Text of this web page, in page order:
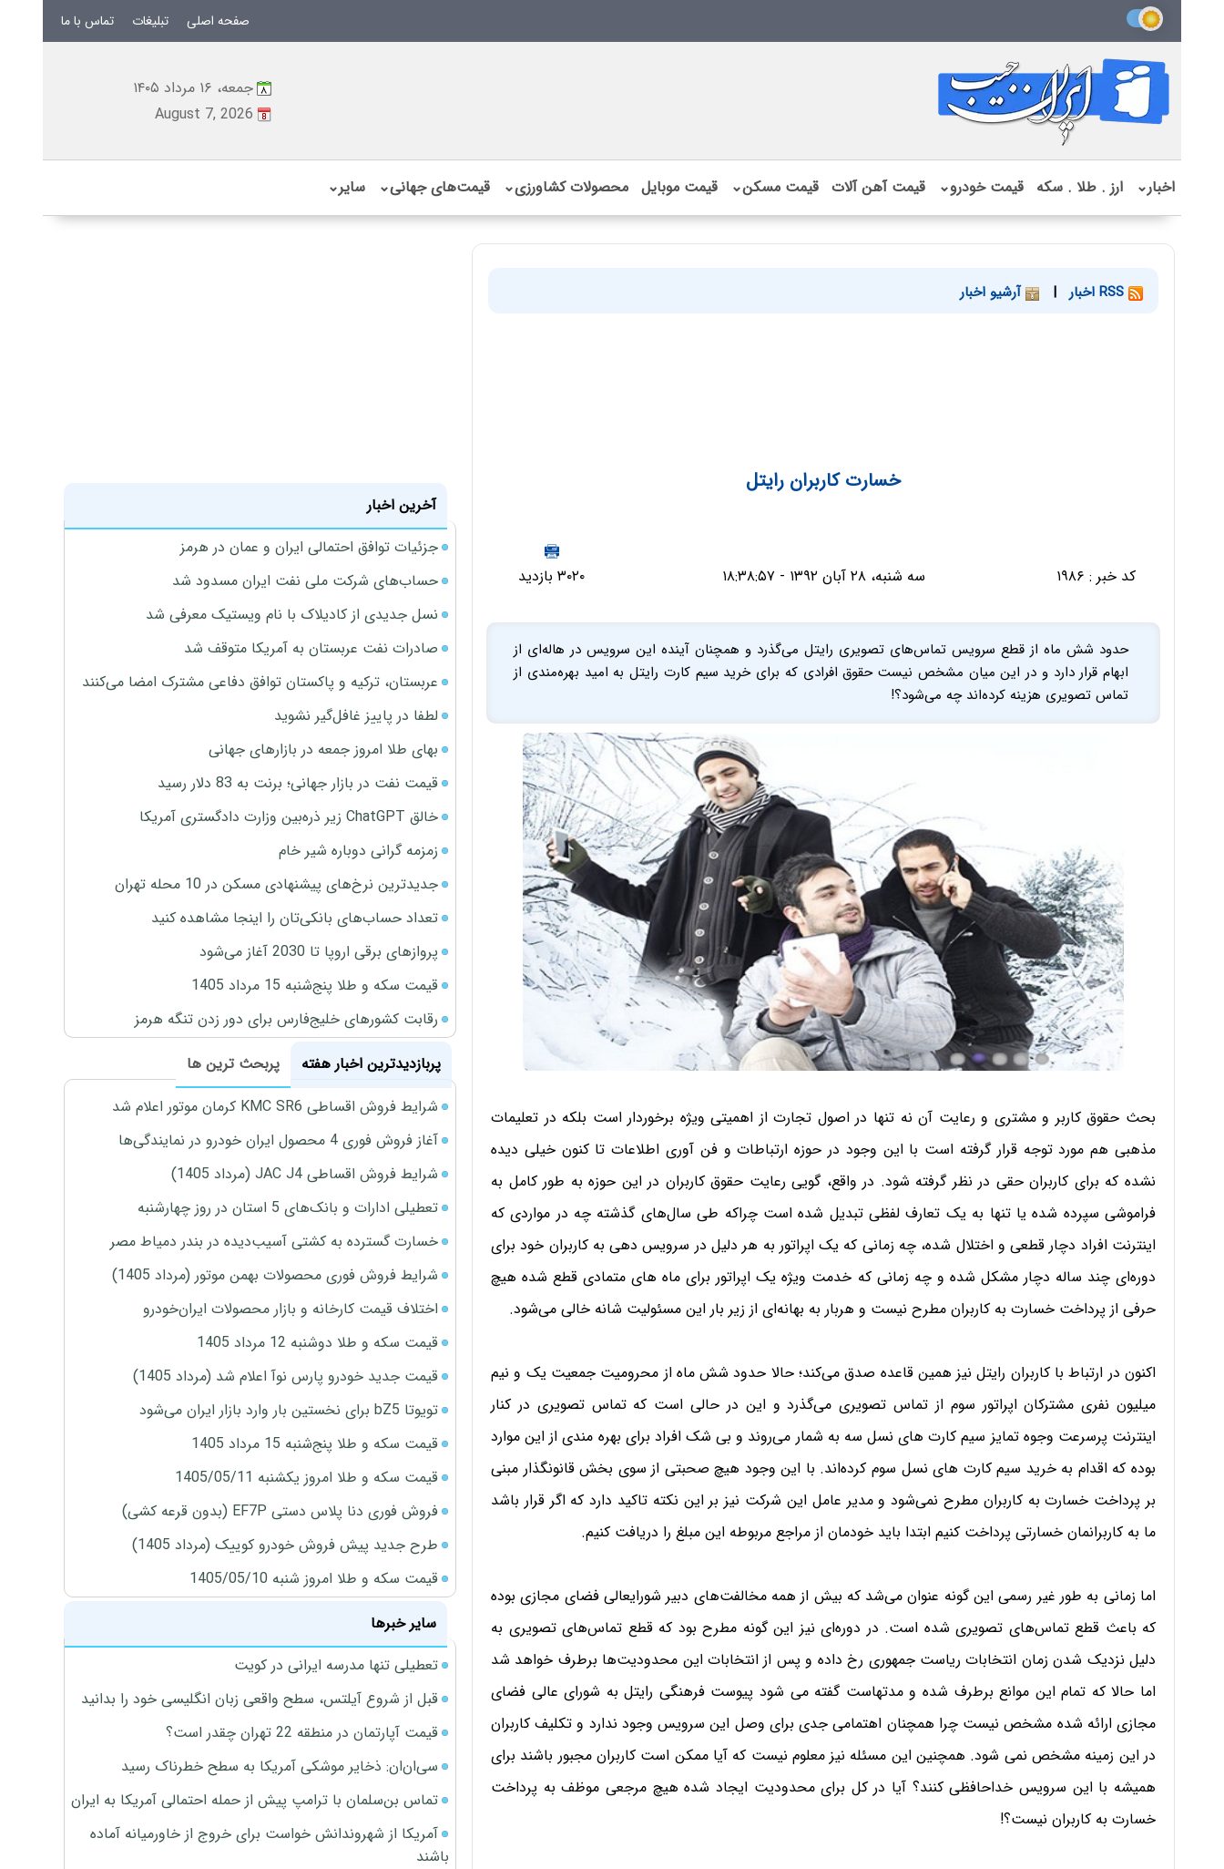
صفحه اصلی تبلیغات تماس با ما
جمعه، ۱۶ مرداد ۱۴۰۵
August 7, 2026
اخبار⌄ ارز . طلا . سکه قیمت خودرو⌄ قیمت آهن آلات قیمت مسکن⌄ قیمت موبایل محصولات کشاورزی⌄ قیمت‌های جهانی⌄ سایر⌄
| آرشیو اخبار
خسارت کاربران رایتل
کد خبر : ۱۹۸۶ سه شنبه، ۲۸ آبان ۱۳۹۲ - ۱۸:۳۸:۵۷ ۳۰۲۰ بازدید
حدود شش ماه از قطع سرویس تماس‌های تصویری رایتل می‌گذرد و همچنان آینده این سرویس در هاله‌ای از
ابهام قرار دارد و در این میان مشخص نیست حقوق افرادی که برای خرید سیم کارت رایتل به امید بهره‌مندی از
تماس تصویری هزینه کرده‌اند چه می‌شود؟!
بحث حقوق کاربر و مشتری و رعایت آن نه تنها در اصول تجارت از اهمیتی ویژه برخوردار است بلکه در تعلیمات
مذهبی هم مورد توجه قرار گرفته است با این وجود در حوزه ارتباطات و فن آوری اطلاعات تا کنون خیلی دیده
نشده که برای کاربران حقی در نظر گرفته شود. در واقع، گویی رعایت حقوق کاربران در این حوزه به طور کامل به
فراموشی سپرده شده یا تنها به یک تعارف لفظی تبدیل شده است چراکه طی سال‌های گذشته چه در مواردی که
اینترنت افراد دچار قطعی و اختلال شده، چه زمانی که یک اپراتور به هر دلیل در سرویس دهی به کاربران خود برای
دوره‌ای چند ساله دچار مشکل شده و چه زمانی که خدمت ویژه یک اپراتور برای ماه های متمادی قطع شده هیچ
حرفی از پرداخت خسارت به کاربران مطرح نیست و هربار به بهانه‌ای از زیر بار این مسئولیت شانه خالی می‌شود.
اکنون در ارتباط با کاربران رایتل نیز همین قاعده صدق می‌کند؛ حالا حدود شش ماه از محرومیت جمعیت یک و نیم
میلیون نفری مشترکان اپراتور سوم از تماس تصویری می‌گذرد و این در حالی است که تماس تصویری در کنار
اینترنت پرسرعت وجوه تمایز سیم کارت های نسل سه به شمار می‌روند و بی شک افراد برای بهره مندی از این موارد
بوده که اقدام به خرید سیم کارت های نسل سوم کرده‌اند. با این وجود هیچ صحبتی از سوی بخش قانونگذار مبنی
بر پرداخت خسارت به کاربران مطرح نمی‌شود و مدیر عامل این شرکت نیز بر این نکته تاکید دارد که اگر قرار باشد
ما به کاربرانمان خسارتی پرداخت کنیم ابتدا باید خودمان از مراجع مربوطه این مبلغ را دریافت کنیم.
اما زمانی به طور غیر رسمی این گونه عنوان می‌شد که بیش از همه مخالفت‌های دبیر شورایعالی فضای مجازی بوده
که باعث قطع تماس‌های تصویری شده است. در دوره‌ای نیز این گونه مطرح بود که قطع تماس‌های تصویری به
دلیل نزدیک شدن زمان انتخابات ریاست جمهوری رخ داده و پس از انتخابات این محدودیت‌ها برطرف خواهد شد
اما حالا که تمام این موانع برطرف شده و مدتهاست گفته می شود پیوست فرهنگی رایتل به شورای عالی فضای
مجازی ارائه شده مشخص نیست چرا همچنان اهتمامی جدی برای وصل این سرویس وجود ندارد و تکلیف کاربران
در این زمینه مشخص نمی شود. همچنین این مسئله نیز معلوم نیست که آیا ممکن است کاربران مجبور باشند برای
همیشه با این سرویس خداحافظی کنند؟ آیا در کل برای محدودیت ایجاد شده هیچ مرجعی موظف به پرداخت
خسارت به کاربران نیست؟!
آخرین اخبار
جزئیات توافق احتمالی ایران و عمان در هرمز
حساب‌های شرکت ملی نفت ایران مسدود شد
نسل جدیدی از کادیلاک با نام ویستیک معرفی شد
صادرات نفت عربستان به آمریکا متوقف شد
عربستان، ترکیه و پاکستان توافق دفاعی مشترک امضا می‌کنند
لطفا در پاییز غافل‌گیر نشوید
بهای طلا امروز جمعه در بازارهای جهانی
قیمت نفت در بازار جهانی؛ برنت به 83 دلار رسید
خالق ChatGPT زیر ذره‌بین وزارت دادگستری آمریکا
زمزمه گرانی دوباره شیر خام
جدیدترین نرخ‌های پیشنهادی مسکن در 10 محله تهران
تعداد حساب‌های بانکی‌تان را اینجا مشاهده کنید
پروازهای برقی اروپا تا 2030 آغاز می‌شود
قیمت سکه و طلا پنج‌شنبه 15 مرداد 1405
رقابت کشورهای خلیج‌فارس برای دور زدن تنگه هرمز
پربازدیدترین اخبار هفته
پربحث ترین ها
شرایط فروش اقساطی KMC SR6 کرمان موتور اعلام شد
آغاز فروش فوری 4 محصول ایران خودرو در نمایندگی‌ها
شرایط فروش اقساطی JAC J4 (مرداد 1405)
تعطیلی ادارات و بانک‌های 5 استان در روز چهارشنبه
خسارت گسترده به کشتی آسیب‌دیده در بندر دمیاط مصر
شرایط فروش فوری محصولات بهمن موتور (مرداد 1405)
اختلاف قیمت کارخانه و بازار محصولات ایران‌خودرو
قیمت سکه و طلا دوشنبه 12 مرداد 1405
قیمت جدید خودرو پارس نوآ اعلام شد (مرداد 1405)
تویوتا bZ5 برای نخستین بار وارد بازار ایران می‌شود
قیمت سکه و طلا پنج‌شنبه 15 مرداد 1405
قیمت سکه و طلا امروز یکشنبه 1405/05/11
فروش فوری دنا پلاس دستی EF7P (بدون قرعه کشی)
طرح جدید پیش فروش خودرو کوییک (مرداد 1405)
قیمت سکه و طلا امروز شنبه 1405/05/10
سایر خبرها
تعطیلی تنها مدرسه ایرانی در کویت
قبل از شروع آیلتس، سطح واقعی زبان انگلیسی خود را بدانید
قیمت آپارتمان در منطقه 22 تهران چقدر است؟
سی‌ان‌ان: ذخایر موشکی آمریکا به سطح خطرناک رسید
تماس بن‌سلمان با ترامپ پیش از حمله احتمالی آمریکا به ایران
آمریکا از شهروندانش خواست برای خروج از خاورمیانه آماده
باشند